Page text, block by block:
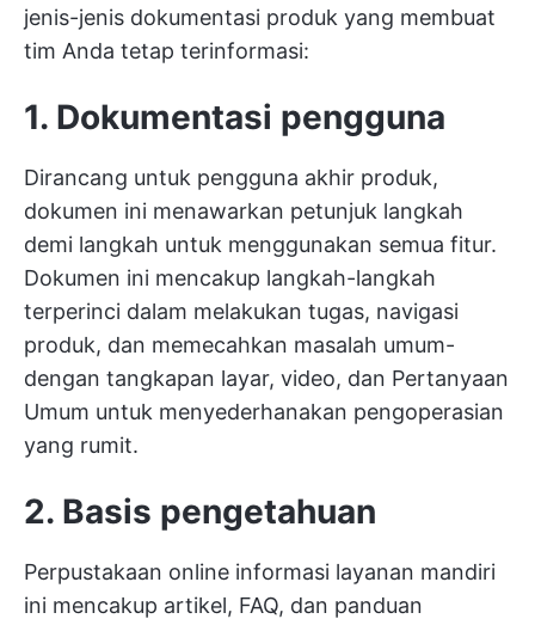
jenis-jenis dokumentasi produk yang membuat
tim Anda tetap terinformasi:
1. Dokumentasi pengguna
Dirancang untuk pengguna akhir produk,
dokumen ini menawarkan petunjuk langkah
demi langkah untuk menggunakan semua fitur.
Dokumen ini mencakup langkah-langkah
terperinci dalam melakukan tugas, navigasi
produk, dan memecahkan masalah umum-
dengan tangkapan layar, video, dan Pertanyaan
Umum untuk menyederhanakan pengoperasian
yang rumit.
2. Basis pengetahuan
Perpustakaan online informasi layanan mandiri
ini mencakup artikel, FAQ, dan panduan